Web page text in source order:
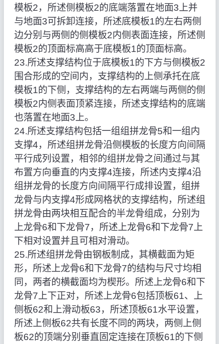
模板2，所述侧模板2的底端落置在地面3上并
与地面3可拆卸连接，所述底模板1的左右两侧
边分别与两侧的侧模板2内侧表面连接，所述侧
模板2的顶面标高高于底模板1的顶面标高。
23.所述支撑结构位于底模板1的下方与侧模板2
围合形成的空间内，支撑结构的上侧承托在底
模板1的下侧，支撑结构的左右两端与两侧的侧
模板2内侧表面顶紧连接，所述支撑结构的底端
也落置在地面3上。
24.所述支撑结构包括一组组拼龙骨5和一组内
支撑4，所述组拼龙骨沿侧模板的长度方向间隔
平行成列设置，相邻的组拼龙骨之间通过与其
布置方向垂直的内支撑4连接，所述内支撑4沿
组拼龙骨的长度方向间隔平行成排设置，组拼
龙骨与内支撑4形成网格状的支撑结构，所述组
拼龙骨由两块相互配合的半龙骨组成，分别为
上龙骨6和下龙骨7，所述上龙骨6和下龙骨7上
下相对设置并且可相对滑动。
25.所述组拼龙骨由钢板制成，其横截面为矩
形，所述上龙骨6和下龙骨7的结构与尺寸均相
同，两者的横截面均为楔形。所述上龙骨6和下
龙骨7上下正对，所述上龙骨6包括顶板61、上
侧板62和上滑动板63，所述顶板61水平设置，
所述上侧板62共有长度不同的两块，两侧上侧
板62的顶端分别垂直固定连接在顶板61的下侧